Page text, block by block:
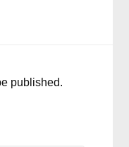
published.